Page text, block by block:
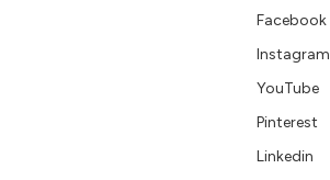
Facebook
Instagram
YouTube
Pinterest
Linkedin